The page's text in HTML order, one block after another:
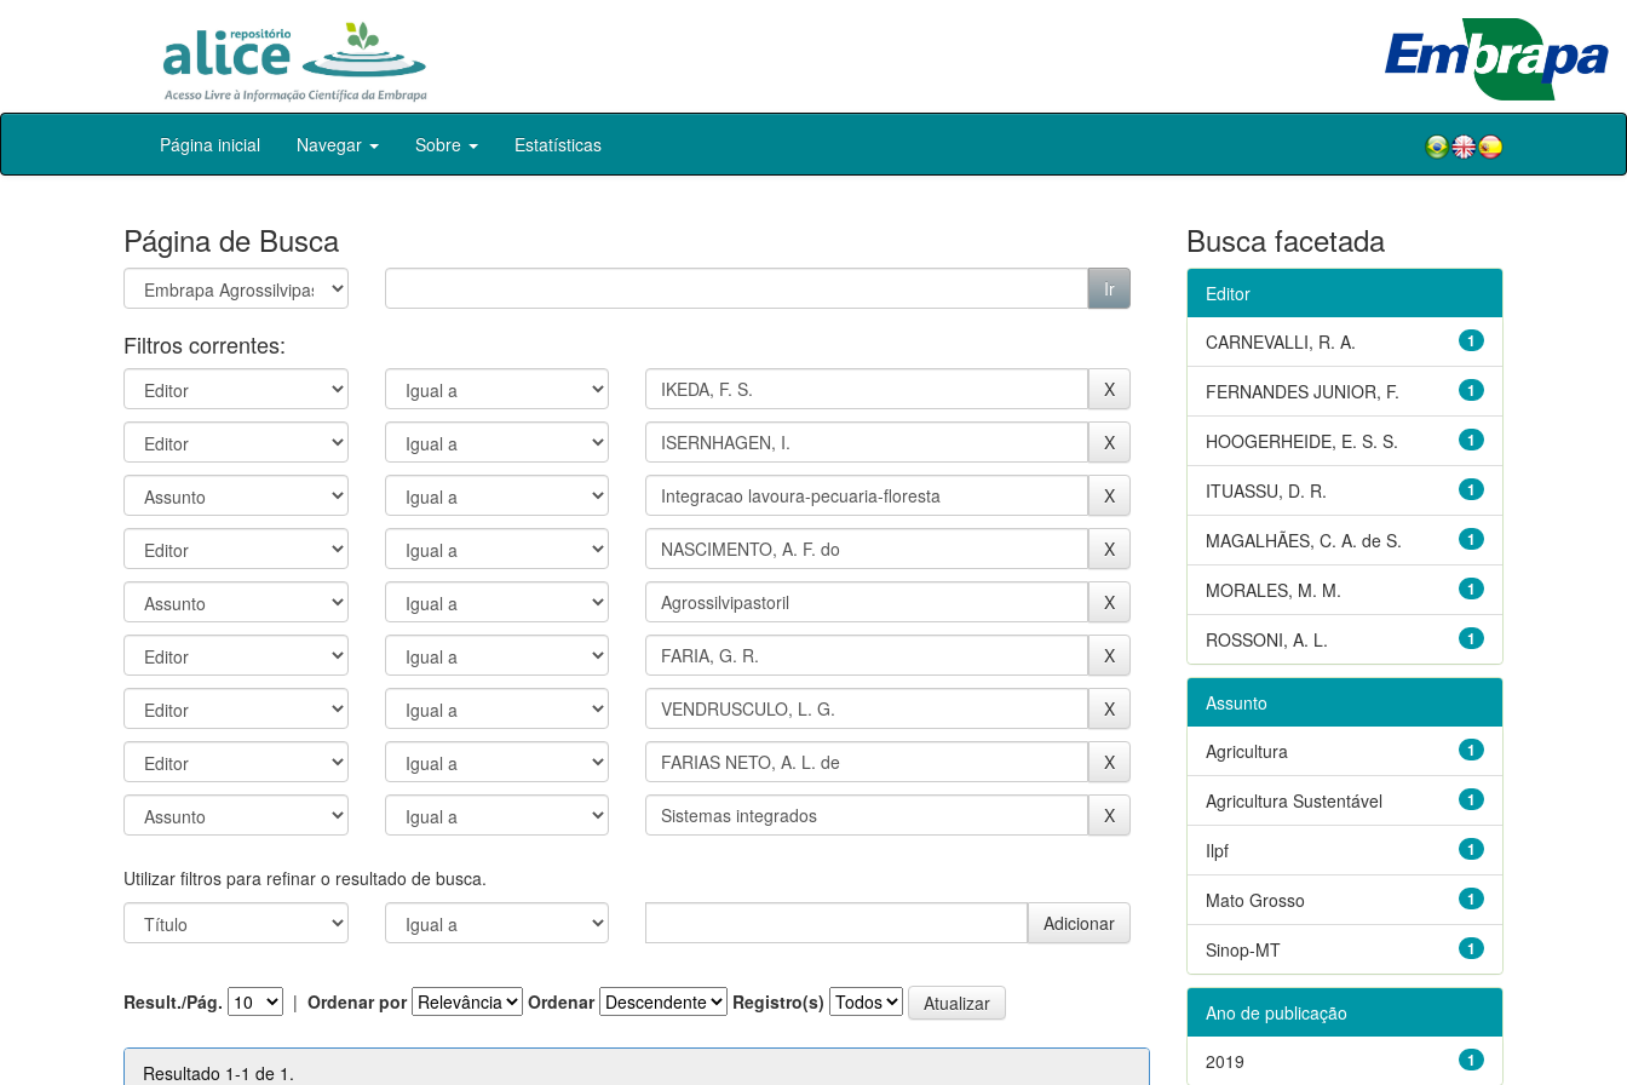
Skip
Página inicial Navegar Sobre Estatísticas
Página de Busca
Filtros correntes:
Utilizar filtros para refinar o resultado de busca.
Result./Pág. | Ordenar por Ordenar Registro(s)
Resultado 1-1 de 1.
Busca facetada
Editor
1
CARNEVALLI, R. A.
1
FERNANDES JUNIOR, F.
1
HOOGERHEIDE, E. S. S.
1
ITUASSU, D. R.
1
MAGALHÃES, C. A. de S.
1
MORALES, M. M.
1
ROSSONI, A. L.
Assunto
1
Agricultura
1
Agricultura Sustentável
1
Ilpf
1
Mato Grosso
1
Sinop-MT
Ano de publicação
1
2019